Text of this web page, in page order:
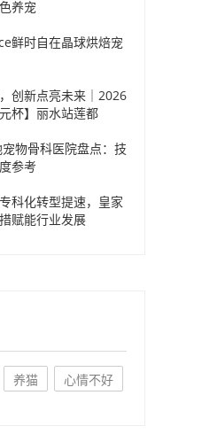
养宠
鲜时自在晶球烘焙宠
创新点亮未来｜2026
杯】丽水站莲都
物骨科医院盘点：技
参考
科化转型提速，皇家
赋能行业发展
养猫 心情不好